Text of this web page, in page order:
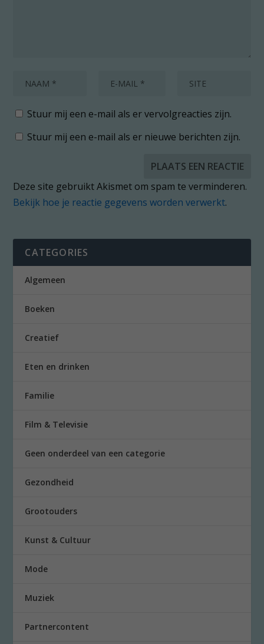
Stuur mij een e-mail als er vervolgreacties zijn.
Stuur mij een e-mail als er nieuwe berichten zijn.
Deze site gebruikt Akismet om spam te verminderen.
Bekijk hoe je reactie gegevens worden verwerkt.
CATEGORIES
Algemeen
Boeken
Creatief
Eten en drinken
Familie
Film & Televisie
Geen onderdeel van een categorie
Gezondheid
Grootouders
Kunst & Cultuur
Mode
Muziek
Partnercontent